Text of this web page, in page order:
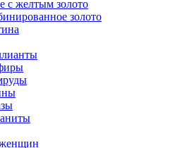
с желтым золото
золото